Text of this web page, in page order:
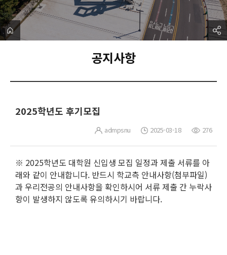
공지사항
2025학년도 후기모집
admpsnu 2025-03-18 276
※ 2025학년도 대학원 신입생 모집 일정과 제출 서류를 아
래와 같이 안내합니다. 반드시 학교측 안내사항(첨부파일)
과 우리전공의 안내사항을 확인하시어 서류 제출 간 누락사
항이 발생하지 않도록 유의하시기 바랍니다.